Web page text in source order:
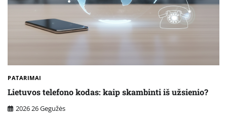
PATARIMAI
Lietuvos telefono kodas: kaip skambinti iš užsienio?
2026 26 Gegužės